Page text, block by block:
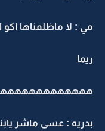
: لا ماظلمناها اكو
: عسى ماشر